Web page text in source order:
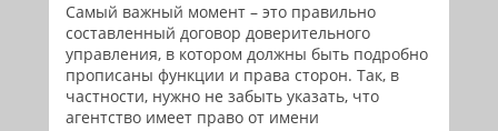
Самый важный момент – это правильно
составленный договор доверительного
управления, в котором должны быть подробно
прописаны функции и права сторон. Так, в
частности, нужно не забыть указать, что
агентство имеет право от имени